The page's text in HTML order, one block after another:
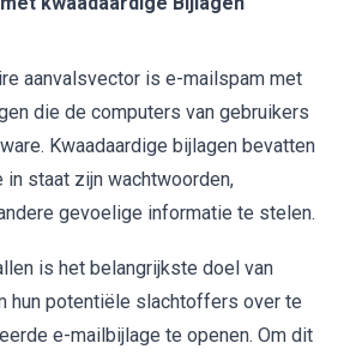
aanvalsvector is e-mailspam met
die de computers van gebruikers
Kwaadaardige bijlagen bevatten
staat zijn wachtwoorden,
gevoelige informatie te stelen.
is het belangrijkste doel van
hun potentiële slachtoffers over te
e-mailbijlage te openen. Om dit